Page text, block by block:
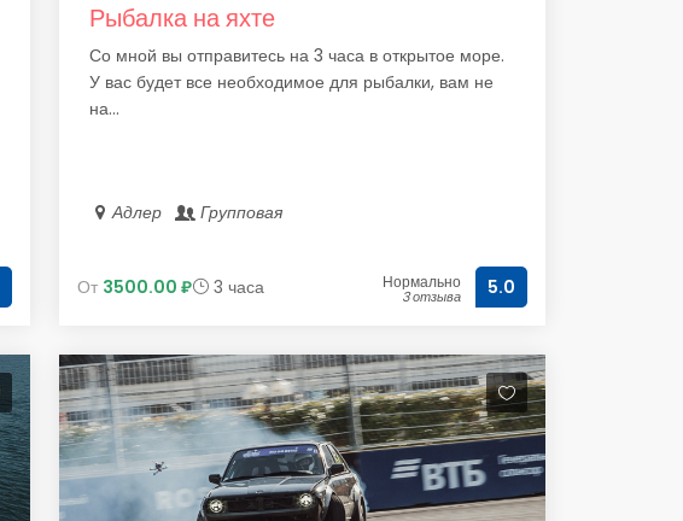
Рыбалка на яхте
Со мной вы отправитесь на 3 часа в открытое море.
У вас будет все необходимое для рыбалки, вам не
на...
Адлер Групповая
От 3500.00 ₽ 3 часа Нормально
3 отзыва 5.0